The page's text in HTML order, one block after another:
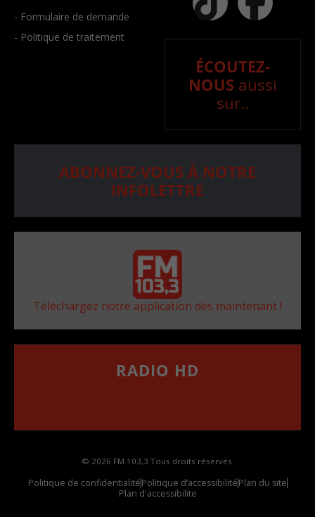
- Formulaire de demande
- Politique de traitement
ÉCOUTEZ-
NOUS aussi
sur..
ABONNEZ-VOUS À NOTRE
INFOLETTRE
Téléchargez notre application dès maintenant !
RADIO HD
© 2026 FM 103,3 Tous droits réservés.
Politique de confidentialitéPolitique d’accessibilitéPlan du site
Plan d'accessibilite